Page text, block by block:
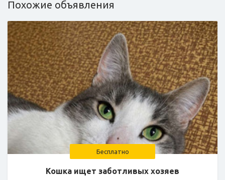
Похожие объявления
Бесплатно
Кошка ищет заботливых хозяев